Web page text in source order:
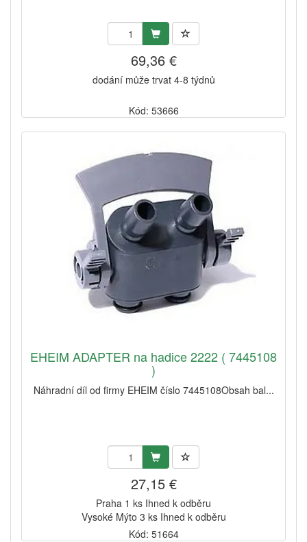
69,36 €
dodání může trvat 4-8 týdnů
Kód: 53666
EHEIM ADAPTER na hadice 2222 ( 7445108
)
Náhradní díl od firmy EHEIM číslo 7445108Obsah bal...
27,15 €
Praha 1 ks Ihned k odběru
Vysoké Mýto 3 ks Ihned k odběru
Kód: 51664